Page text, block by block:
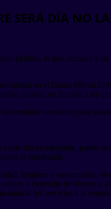
SERÁ DÍA NO
público, lo que, sumado a
en el Diario Oficial El
pública, en función a sus
medidas necesarias para
este día no laborable, previo
el empleador.
limpieza y saneamiento,
y expendio de víveres y
los servicios a la